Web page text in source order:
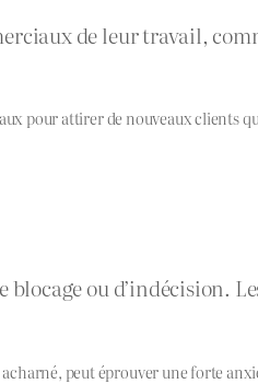
de leur travail,
pour attirer de nouveaux clients
ou d’indécision.
peut éprouver une forte